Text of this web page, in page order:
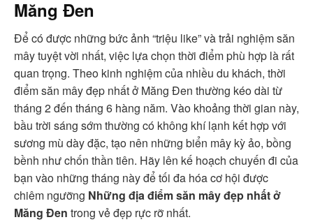
Măng Đen
Để có được những bức ảnh “triệu like” và trải nghiệm săn
mây tuyệt vời nhất, việc lựa chọn thời điểm phù hợp là rất
quan trọng. Theo kinh nghiệm của nhiều du khách, thời
điểm săn mây đẹp nhất ở Măng Đen thường kéo dài từ
tháng 2 đến tháng 6 hàng năm. Vào khoảng thời gian này,
bầu trời sáng sớm thường có không khí lạnh kết hợp với
sương mù dày đặc, tạo nên những biển mây kỳ ảo, bồng
bềnh như chốn thần tiên. Hãy lên kế hoạch chuyến đi của
bạn vào những tháng này để tối đa hóa cơ hội được
chiêm ngưỡng Những địa điểm săn mây đẹp nhất ở
Măng Đen trong vẻ đẹp rực rỡ nhất.